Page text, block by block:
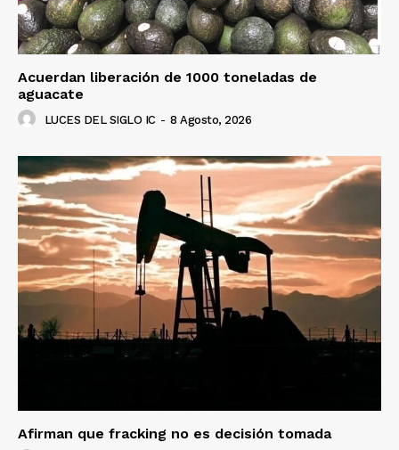
Acuerdan liberación de 1000 toneladas de
aguacate
LUCES DEL SIGLO IC - 8 Agosto, 2026
Afirman que fracking no es decisión tomada